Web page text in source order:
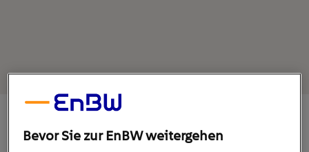
12. November 2019 1min
Bevor Sie zur EnBW weitergehen